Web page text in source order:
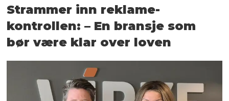
Strammer inn reklame-
kontrollen: – En bransje som
bør være klar over loven